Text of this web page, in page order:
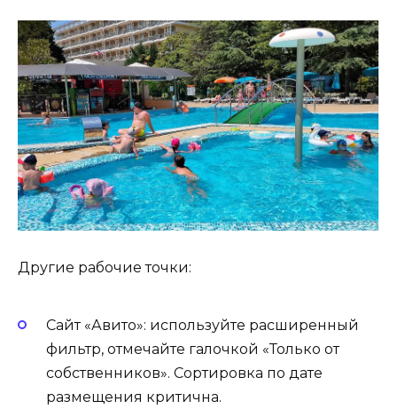
Другие рабочие точки:
Сайт «Авито»: используйте расширенный
фильтр, отмечайте галочкой «Только от
собственников». Сортировка по дате
размещения критична.